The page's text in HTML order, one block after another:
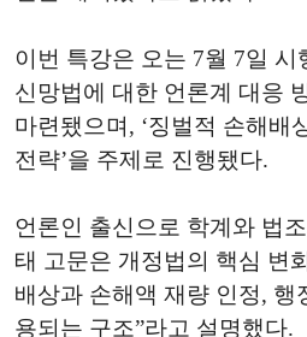
이번 특강은 오는 7월 7일
신망법에 대한 언론계 대응
마련됐으며, ‘징벌적 손해배
전략’을 주제로 진행됐다.
언론인 출신으로 학계와 법
태 고문은 개정법의 핵심 변
배상과 손해액 재량 인정, 행
용되는 구조”라고 설명했다.